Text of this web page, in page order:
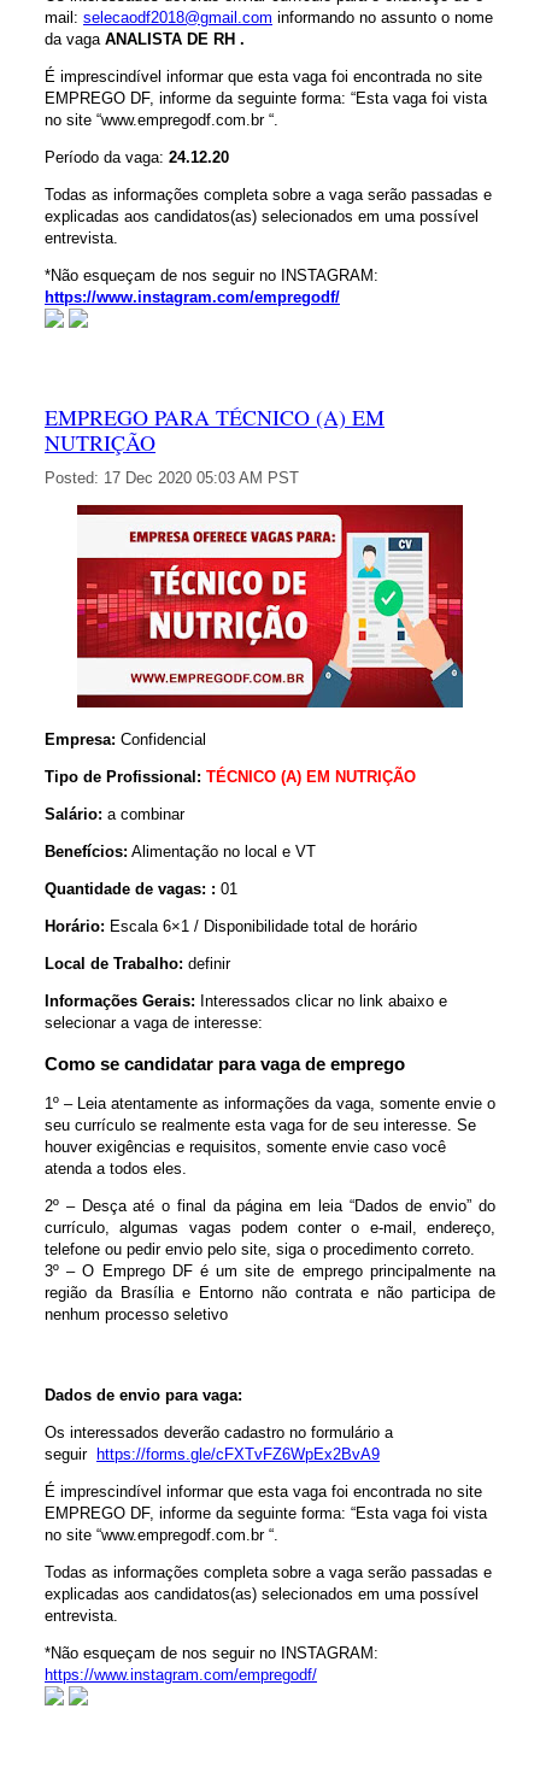
mail: selecaodf2018@gmail.com informando no assunto o nome
da vaga ANALISTA DE RH .
É imprescindível informar que esta vaga foi encontrada no site
EMPREGO DF, informe da seguinte forma: “Esta vaga foi vista
no site “www.empregodf.com.br “.
Período da vaga: 24.12.20
Todas as informações completa sobre a vaga serão passadas e
explicadas aos candidatos(as) selecionados em uma possível
entrevista.
*Não esqueçam de nos seguir no INSTAGRAM:
https://www.instagram.com/empregodf/
EMPREGO PARA TÉCNICO (A) EM
NUTRIÇÃO
Posted: 17 Dec 2020 05:03 AM PST
Empresa: Confidencial
Tipo de Profissional: TÉCNICO (A) EM NUTRIÇÃO
Salário: a combinar
Benefícios: Alimentação no local e VT
Quantidade de vagas: : 01
Horário: Escala 6×1 / Disponibilidade total de horário
Local de Trabalho: definir
Informações Gerais: Interessados clicar no link abaixo e
selecionar a vaga de interesse:
Como se candidatar para vaga de emprego
1º – Leia atentamente as informações da vaga, somente envie o
seu currículo se realmente esta vaga for de seu interesse. Se
houver exigências e requisitos, somente envie caso você
atenda a todos eles.
2º – Desça até o final da página em leia “Dados de envio” do
currículo, algumas vagas podem conter o e-mail, endereço,
telefone ou pedir envio pelo site, siga o procedimento correto.
3º – O Emprego DF é um site de emprego principalmente na
região da Brasília e Entorno não contrata e não participa de
nenhum processo seletivo
Dados de envio para vaga:
Os interessados deverão cadastro no formulário a
seguir https://forms.gle/cFXTvFZ6WpEx2BvA9
É imprescindível informar que esta vaga foi encontrada no site
EMPREGO DF, informe da seguinte forma: “Esta vaga foi vista
no site “www.empregodf.com.br “.
Todas as informações completa sobre a vaga serão passadas e
explicadas aos candidatos(as) selecionados em uma possível
entrevista.
*Não esqueçam de nos seguir no INSTAGRAM:
https://www.instagram.com/empregodf/